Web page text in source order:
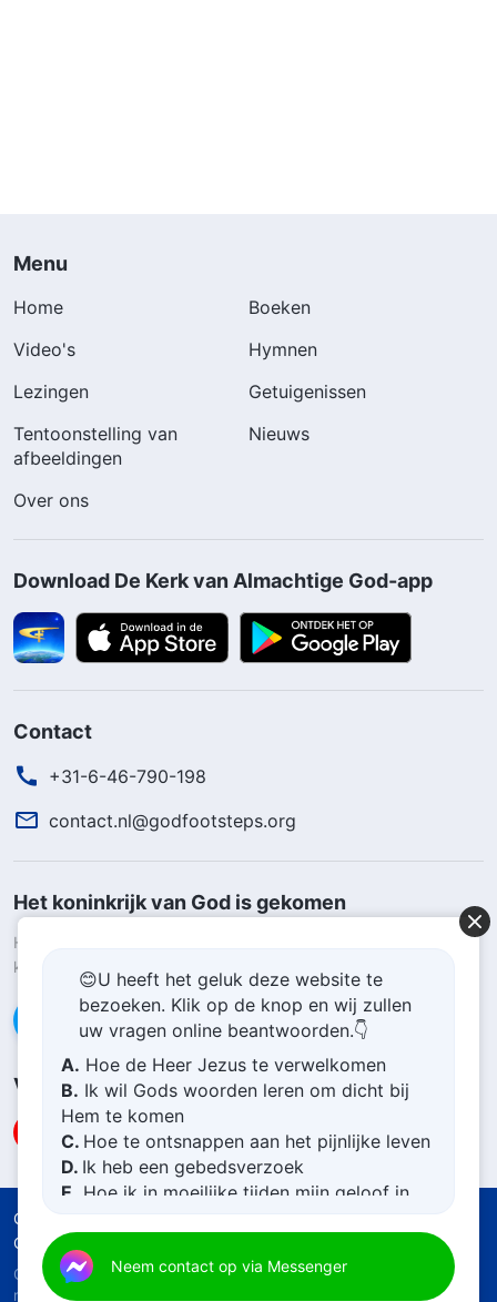
Menu
Home
Boeken
Video's
Hymnen
Lezingen
Getuigenissen
Tentoonstelling van
afbeeldingen
Nieuws
Over ons
Download De Kerk van Almachtige God-app
Contact
+31-6-46-790-198
contact.nl@godfootsteps.org
Het koninkrijk van God is gekomen
Het koninkrijk van God is naar de wereld gekomen! Wil je het
koninkrijk van God binnengaan?
Neem contact op via Messenger
Volg ons
Gebruiksvoorwaarden
Cookiebeleid
Copyright © 2026De Kerk van Almachtige God
rechten voorbehouden.
😊U heeft het geluk deze website te
bezoeken. Klik op de knop en wij zullen
uw vragen online beantwoorden.👇
A. Hoe de Heer Jezus te verwelkomen
B. Ik wil Gods woorden leren om dicht bij
Hem te komen
C. Hoe te ontsnappen aan het pijnlijke leven
D. Ik heb een gebedsverzoek
E. Hoe ik in moeilijke tijden mijn geloof in
Neem contact op via Messenger